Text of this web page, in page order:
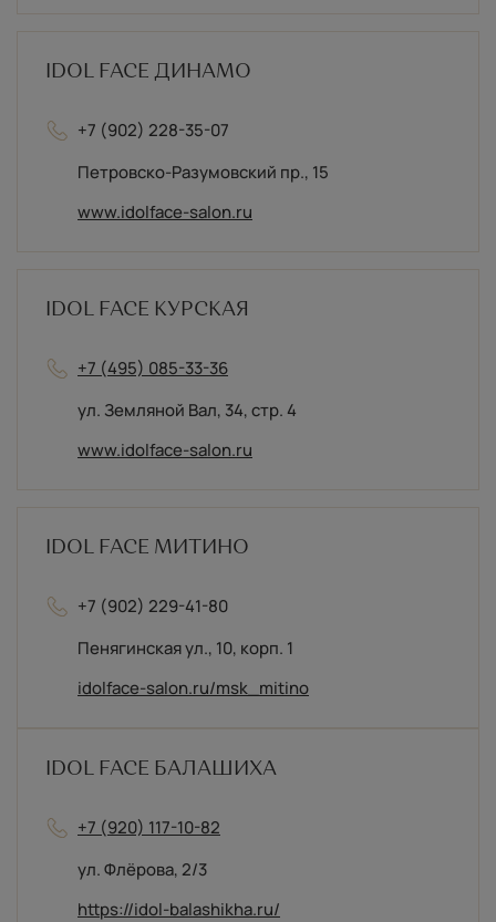
IDOL FACE ДИНАМО
+7 (902) 228-35-07
Петровско-Разумовский пр., 15
www.idolface-salon.ru
IDOL FACE КУРСКАЯ
+7 (495) 085-33-36
ул. Земляной Вал, 34, стр. 4
www.idolface-salon.ru
IDOL FACE МИТИНО
+7 (902) 229-41-80
Пенягинская ул., 10, корп. 1
idolface-salon.ru/msk_mitino
IDOL FACE БАЛАШИХА
+7 (920) 117-10-82
ул. Флёрова, 2/3
https://idol-balashikha.ru/